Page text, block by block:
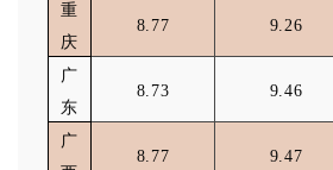
重
庆
8.77 9.26
广
东
8.73 9.46
广
8.77 9.47